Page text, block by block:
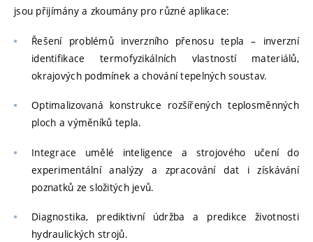
jsou přijímány a zkoumány pro různé aplikace:
Řešení problémů inverzního přenosu tepla – inverzní
identifikace termofyzikálních vlastností materiálů,
okrajových podmínek a chování tepelných soustav.
Optimalizovaná konstrukce rozšířených teplosměnných
ploch a výměníků tepla.
Integrace umělé inteligence a strojového učení do
experimentální analýzy a zpracování dat i získávání
poznatků ze složitých jevů.
Diagnostika, prediktivní údržba a predikce životnosti
hydraulických strojů.